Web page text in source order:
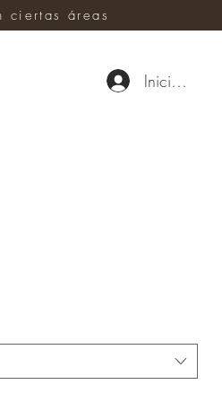
Iniciar sesión
ciertas áreas